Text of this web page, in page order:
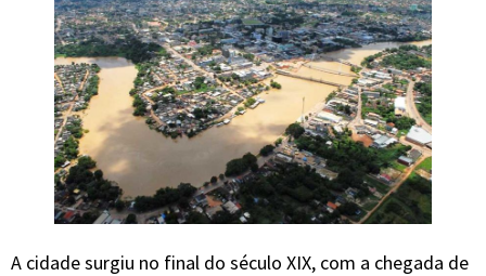
A cidade surgiu no final do século XIX, com a chegada de